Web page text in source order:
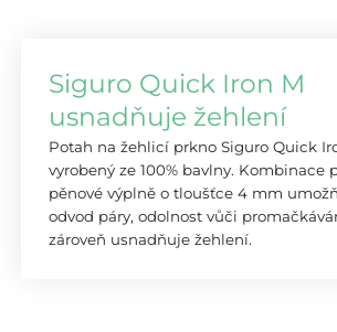
Siguro Quick Iron M
usnadňuje žehlení
Potah na žehlicí prknoSiguro Quick
vyrobený ze 100% bavlny. Kombinace
pěnové výplně o tloušťce 4 mm
odvod páry, odolnost vůči
zároveň usnadňuje žehlení.